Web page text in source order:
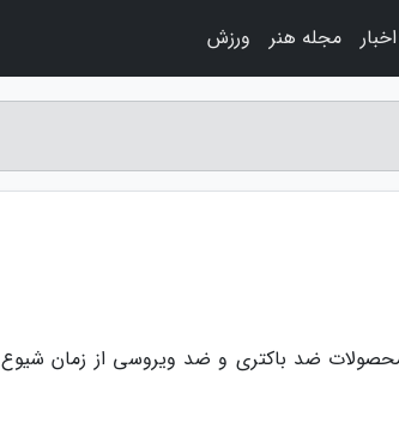
ضد باکتری و ضد ویروسی از زمان شیوع
مجله هنر ورزش